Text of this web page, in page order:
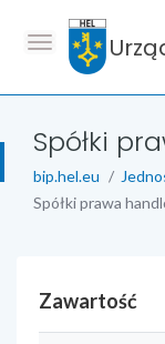
Spółki
bip.hel.eu
Spółki prawa
Zawartość